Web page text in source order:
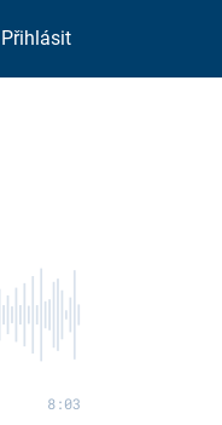
Přihlásit
8:03